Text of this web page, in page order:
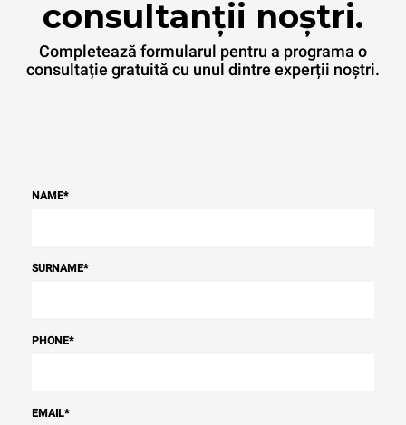
Gas Protocol
consultanții noștri.
Completează formularul pentru a programa o
consultație gratuită cu unul dintre experții noștri.
NAME*
SURNAME*
PHONE*
EMAIL*